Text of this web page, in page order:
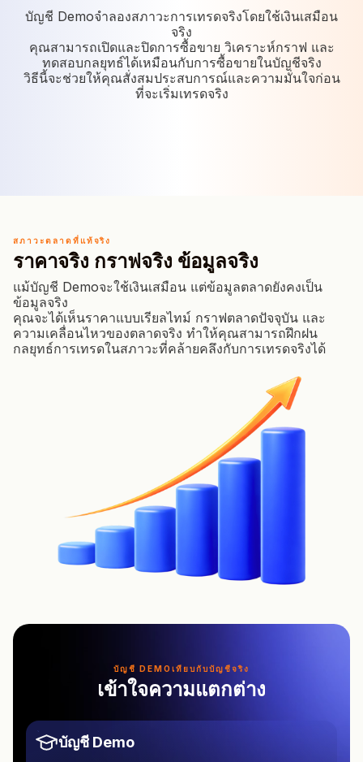
บัญชี Demoจำลองสภาวะการเทรดจริงโดยใช้เงินเสมือน
จริง
คุณสามารถเปิดและปิดการซื้อขาย วิเคราะห์กราฟ และ
ทดสอบกลยุทธ์ได้เหมือนกับการซื้อขายในบัญชีจริง
วิธีนี้จะช่วยให้คุณสั่งสมประสบการณ์และความมั่นใจก่อน
ที่จะเริ่มเทรดจริง
สภาวะตลาดที่แท้จริง
ราคาจริง กราฟจริง ข้อมูลจริง
แม้บัญชี Demoจะใช้เงินเสมือน แต่ข้อมูลตลาดยังคงเป็น
ข้อมูลจริง
คุณจะได้เห็นราคาแบบเรียลไทม์ กราฟตลาดปัจจุบัน และ
ความเคลื่อนไหวของตลาดจริง ทำให้คุณสามารถฝึกฝน
กลยุทธ์การเทรดในสภาวะที่คล้ายคลึงกับการเทรดจริงได้
บัญชี DEMOเทียบกับบัญชีจริง
เข้าใจความแตกต่าง
บัญชี Demo